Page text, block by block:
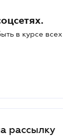
в курсе
рассылку